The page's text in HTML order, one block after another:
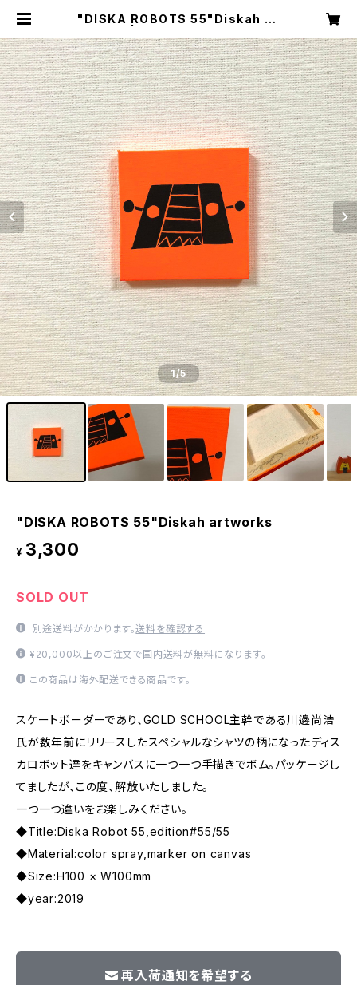
"DISKA ROBOTS 55"Diskah ar
P
1/5
"DISKA ROBOTS 55"Diskah artworks
¥ 3,300
SOLD OUT
別途送料がかかります。送料を確認する
¥20,000以上のご注文で国内送料が無料になります。
この商品は海外配送できる商品です。
スケートボーダーであり、GOLD SCHOOL主幹である川邊尚浩
氏が数年前にリリースしたスペシャルなシャツの柄になったディス
カロボット達をキャンバスに一つ一つ手描きでボム。パッケージし
てましたが、この度、解放いたしました。
一つ一つ違いをお楽しみください。
◆Title:Diska Robot 55,edition#55/55
◆Material:color spray,marker on canvas
◆Size:H100 × W100mm
◆year:2019
再入荷通知を希望する